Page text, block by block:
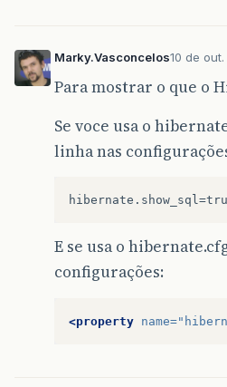
this .
SalaBean ()
super();
}
return sala;
this. sala =
Marky.Vasconcelos10 de
Para mostrar o que o
Se voce usa o
linha nas
E se usa o
configurações:
<property name=